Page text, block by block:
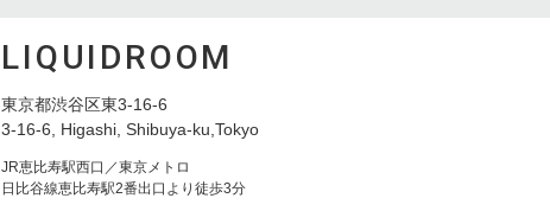
LIQUIDROOM
東京都渋谷区東3-16-6
3-16-6, Higashi, Shibuya-ku,Tokyo
JR恵比寿駅西口／東京メトロ
日比谷線恵比寿駅2番出口より徒歩3分